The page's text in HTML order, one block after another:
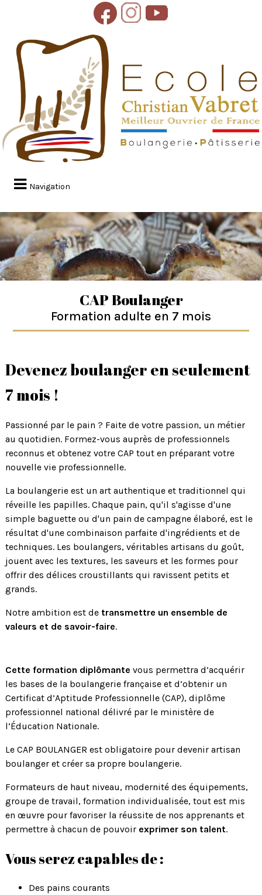
Navigation
CAP Boulanger
Formation adulte en 7 mois
Devenez boulanger en seulement
7 mois !
Passionné par le pain ? Faite de votre passion, un métier
au quotidien. Formez-vous auprès de professionnels
reconnus et obtenez votre CAP tout en préparant votre
nouvelle vie professionnelle.
La boulangerie est un art authentique et traditionnel qui
réveille les papilles. Chaque pain, qu'il s'agisse d'une
simple baguette ou d'un pain de campagne élaboré, est le
résultat d'une combinaison parfaite d'ingrédients et de
techniques. Les boulangers, véritables artisans du goût,
jouent avec les textures, les saveurs et les formes pour
offrir des délices croustillants qui ravissent petits et
grands.
Notre ambition est de transmettre un ensemble de
valeurs et de savoir-faire.
Cette formation diplômante vous permettra d’acquérir
les bases de la boulangerie française et d’obtenir un
Certificat d’Aptitude Professionnelle (CAP), diplôme
professionnel national délivré par le ministère de
l’Éducation Nationale.
Le CAP BOULANGER est obligatoire pour devenir artisan
boulanger et créer sa propre boulangerie.
Formateurs de haut niveau, modernité des équipements,
groupe de travail, formation individualisée, tout est mis
en œuvre pour favoriser la réussite de nos apprenants et
permettre à chacun de pouvoir exprimer son talent.
Vous serez capables de :
Des pains courants